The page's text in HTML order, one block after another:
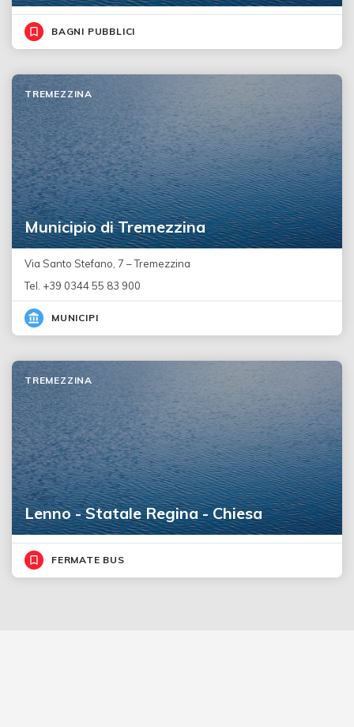
BAGNI PUBBLICI
Municipio di Tremezzina
TREMEZZINA
Via Santo Stefano, 7 – Tremezzina
Tel. +39 0344 55 83 900
MUNICIPI
Lenno - Statale Regina - Chiesa
TREMEZZINA
FERMATE BUS